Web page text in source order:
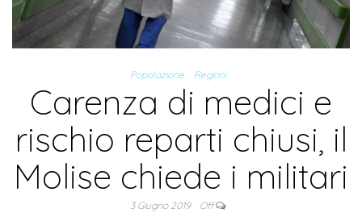
Popolazione Regioni
Carenza di medici e
rischio reparti chiusi, il
Molise chiede i militari
3 Giugno 2019 Off